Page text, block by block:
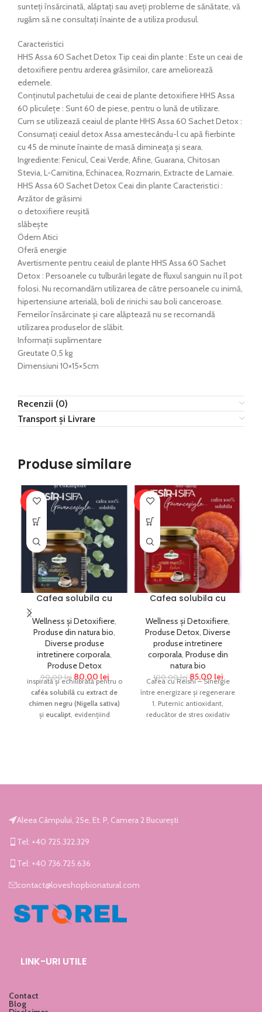
sunteți însărcinată, alăptați sau aveți probleme de sănătate, vă
rugăm să ne consultați înainte de a utiliza produsul.
Caracteristici
HHS Assa 60 Sachet Detox Tip ceai din plante : Este un ceai de
detoxifiere pentru arderea grăsimilor, care ameliorează
edemele.
Conținutul pachetului de ceai de plante detoxifiere HHS Assa
60 pliculețe : Sunt 60 de piese, pentru o lună de utilizare.
Cum se utilizează ceaiul de plante HHS Assa 60 Sachet Detox :
Consumați ceaiul detox Assa amestecându-l cu apă fierbinte
cu 45 de minute înainte de masă dimineața și seara.
Ingrediente: Fenicul, Ceai Verde, Afine, Guarana, Chitosan
Stevia, L-Carnitina, Echinacea, Rozmarin, Extracte de Lamaie.
HHS Assa 60 Sachet Detox Ceai din plante Caracteristici :
Arzător de grăsimi
o detoxifiere reușită
slăbește
Ödem Atici
Oferă energie
Avertismente pentru ceaiul de plante HHS Assa 60 Sachet
Detox : Persoanele cu tulburări legate de fluxul sanguin nu îl pot
folosi. Nu recomandăm utilizarea de către persoanele cu inimă,
hipertensiune arterială, boli de rinichi sau boli canceroase.
Femeilor însărcinate și care alăptează nu se recomandă
utilizarea produselor de slăbit.
Informații suplimentare
Greutate 0,5 kg
Dimensiuni 10×15×5cm
Recenzii (0)
Transport și Livrare
Produse similare
-11%
Cafea solubila cu
negru si eukaliptus 75
gr o fuziune
energizanta si
revitalizanta
Wellness și Detoxifiere,
Produse din natura bio,
Diverse produse
intretinere corporala,
Produse Detox
90,00lei 80,00 lei
inspirată și echilibrată pentru o
caféa solubilă cu extract de
chimen negru (Nigella sativa)
și eucalipt, evidențiind
-15%
Cafea solubila cu
reishi Anti-aging
energizare si
regenerare 75 gr
Wellness și Detoxifiere,
Produse Detox, Diverse
produse intretinere
corporala, Produse din
natura bio
100,00lei 85,00 lei
Cafea cu Reishi – Sinergie
între energizare și regenerare
1. Puternic antioxidant,
reducător de stres oxidativ
Aleea Câmpului, 25e, Et. P, Camera 2 București
Tel: +40 725.322.329
Tel: +40 736.725.636
contact@loveshopbionatural.com
LINK-URI UTILE
Contact
Blog